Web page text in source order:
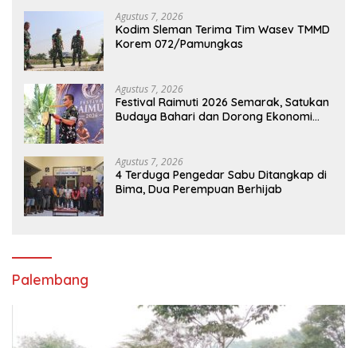
Agustus 7, 2026
Kodim Sleman Terima Tim Wasev TMMD
Korem 072/Pamungkas
Agustus 7, 2026
Festival Raimuti 2026 Semarak, Satukan
Budaya Bahari dan Dorong Ekonomi
Agustus 7, 2026
4 Terduga Pengedar Sabu Ditangkap di
Bima, Dua Perempuan Berhijab
Palembang